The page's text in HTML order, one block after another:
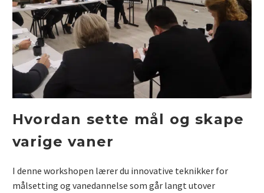
Hvordan sette mål og skape
varige vaner
I denne workshopen lærer du innovative teknikker for
målsetting og vanedannelse som går langt utover